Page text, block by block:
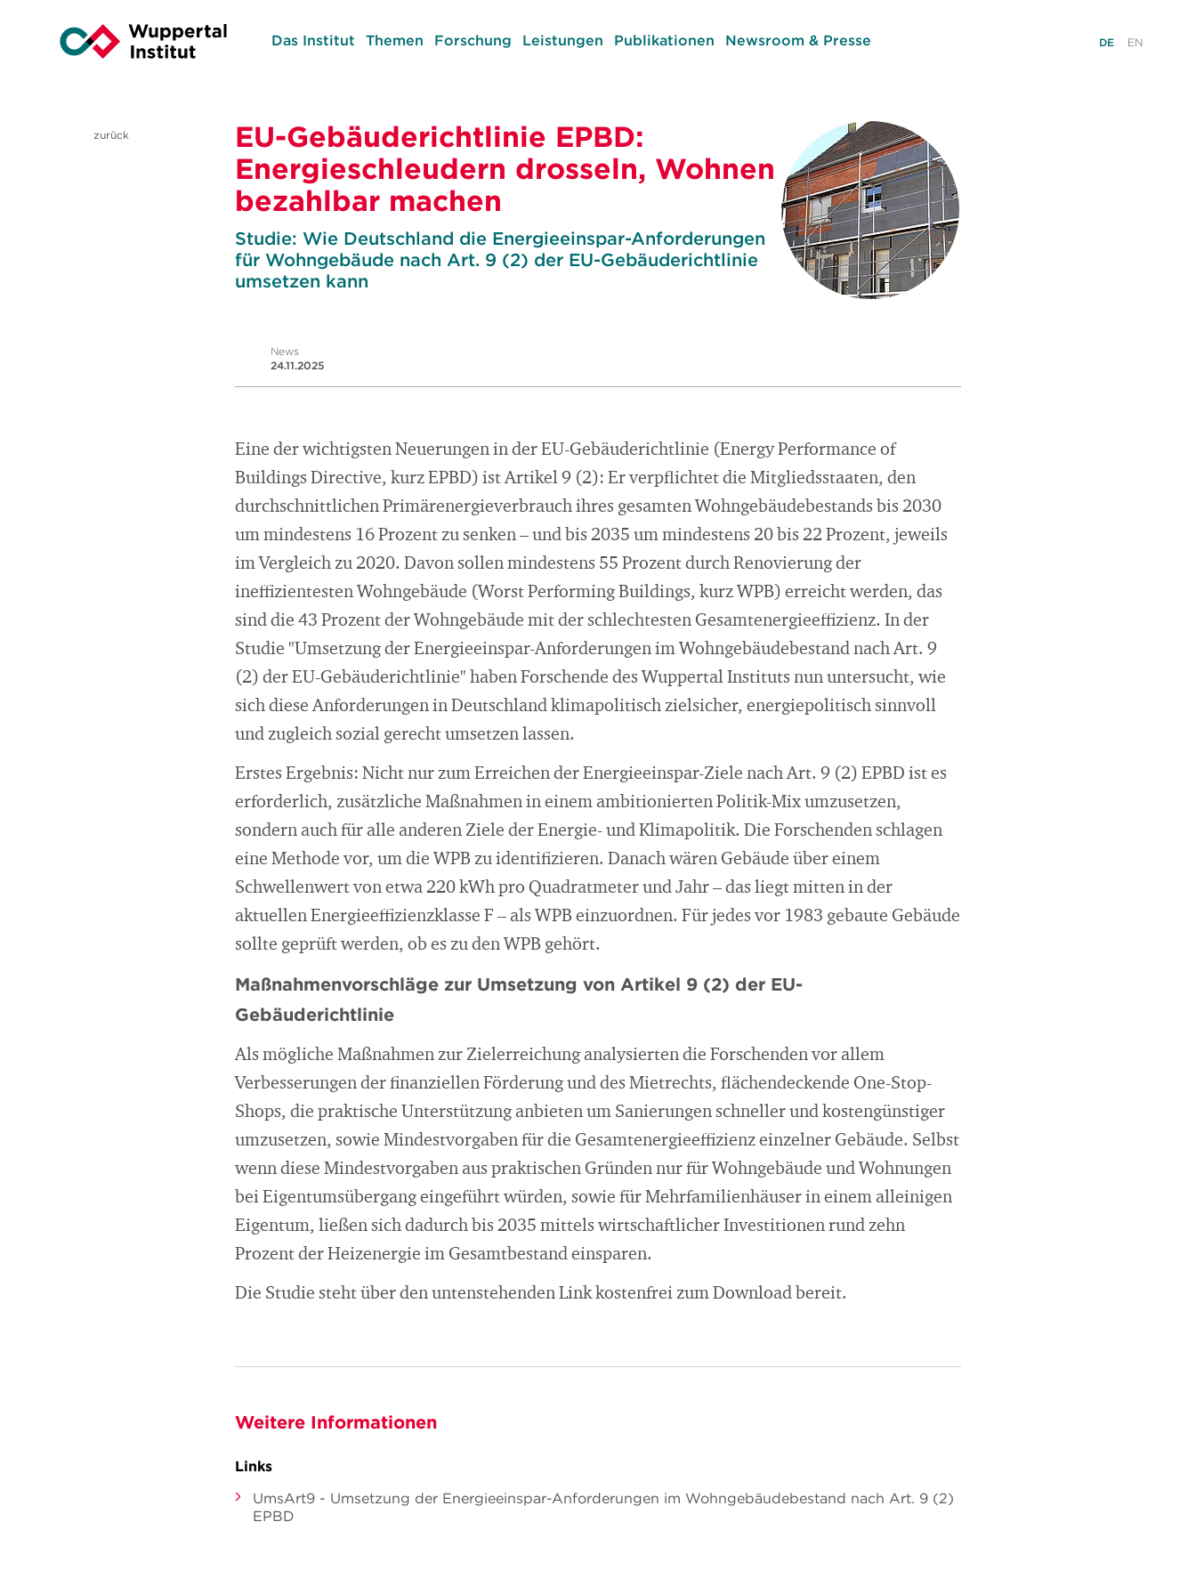
Das Institut Themen Forschung Leistungen Publikationen Newsroom & Presse DE EN
zurück
EU-Gebäuderichtlinie EPBD:
Energieschleudern drosseln, Wohnen
bezahlbar machen
Studie: Wie Deutschland die Energieeinspar-Anforderungen
für Wohngebäude nach Art. 9 (2) der EU-Gebäuderichtlinie
umsetzen kann
News
24.11.2025
Eine der wichtigsten Neuerungen in der EU-Gebäuderichtlinie (Energy Performance of
Buildings Directive, kurz EPBD) ist Artikel 9 (2): Er verpflichtet die Mitgliedsstaaten, den
durchschnittlichen Primärenergieverbrauch ihres gesamten Wohngebäudebestands bis 2030
um mindestens 16 Prozent zu senken – und bis 2035 um mindestens 20 bis 22 Prozent, jeweils
im Vergleich zu 2020. Davon sollen mindestens 55 Prozent durch Renovierung der
ineffizientesten Wohngebäude (Worst Performing Buildings, kurz WPB) erreicht werden, das
sind die 43 Prozent der Wohngebäude mit der schlechtesten Gesamtenergieeffizienz. In der
Studie "Umsetzung der Energieeinspar-Anforderungen im Wohngebäudebestand nach Art. 9
(2) der EU-Gebäuderichtlinie" haben Forschende des Wuppertal Instituts nun untersucht, wie
sich diese Anforderungen in Deutschland klimapolitisch zielsicher, energiepolitisch sinnvoll
und zugleich sozial gerecht umsetzen lassen.
Erstes Ergebnis: Nicht nur zum Erreichen der Energieeinspar-Ziele nach Art. 9 (2) EPBD ist es
erforderlich, zusätzliche Maßnahmen in einem ambitionierten Politik-Mix umzusetzen,
sondern auch für alle anderen Ziele der Energie- und Klimapolitik. Die Forschenden schlagen
eine Methode vor, um die WPB zu identifizieren. Danach wären Gebäude über einem
Schwellenwert von etwa 220 kWh pro Quadratmeter und Jahr – das liegt mitten in der
aktuellen Energieeffizienzklasse F – als WPB einzuordnen. Für jedes vor 1983 gebaute Gebäude
sollte geprüft werden, ob es zu den WPB gehört.
Maßnahmenvorschläge zur Umsetzung von Artikel 9 (2) der EU-
Gebäuderichtlinie
Als mögliche Maßnahmen zur Zielerreichung analysierten die Forschenden vor allem
Verbesserungen der finanziellen Förderung und des Mietrechts, flächendeckende One-Stop-
Shops, die praktische Unterstützung anbieten um Sanierungen schneller und kostengünstiger
umzusetzen, sowie Mindestvorgaben für die Gesamtenergieeffizienz einzelner Gebäude. Selbst
wenn diese Mindestvorgaben aus praktischen Gründen nur für Wohngebäude und Wohnungen
bei Eigentumsübergang eingeführt würden, sowie für Mehrfamilienhäuser in einem alleinigen
Eigentum, ließen sich dadurch bis 2035 mittels wirtschaftlicher Investitionen rund zehn
Prozent der Heizenergie im Gesamtbestand einsparen.
Die Studie steht über den untenstehenden Link kostenfrei zum Download bereit.
Weitere Informationen
Links
UmsArt9 - Umsetzung der Energieeinspar-Anforderungen im Wohngebäudebestand nach Art. 9 (2)
EPBD